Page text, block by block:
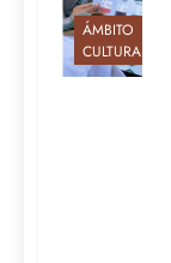
ÁMBITO
CULTURAL